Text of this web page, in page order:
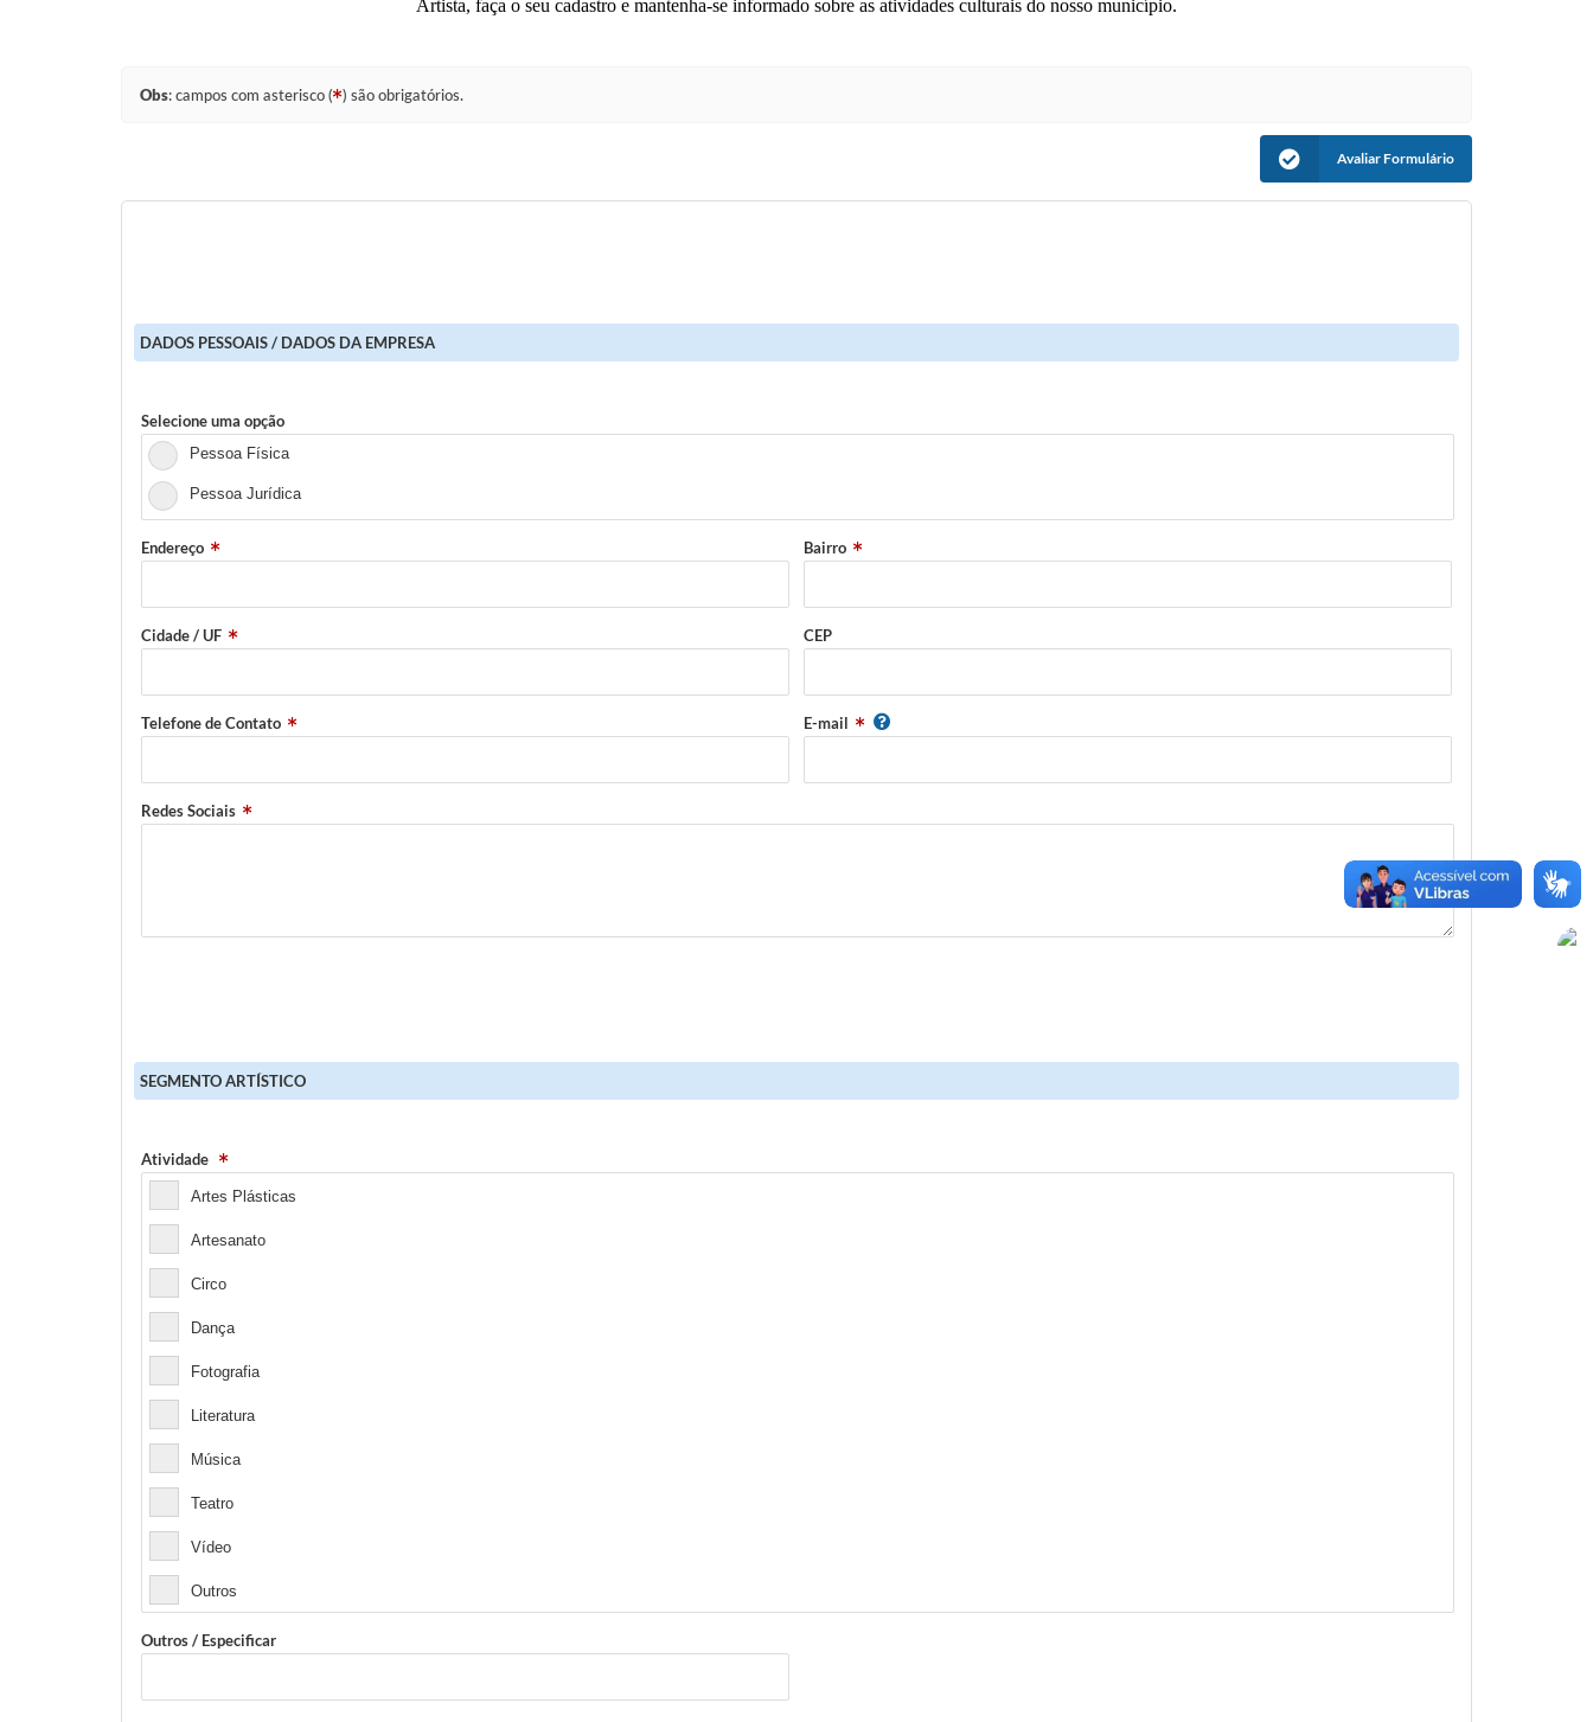
Artista, faça o seu cadastro e mantenha-se informado sobre as atividades culturais do nosso município.
Obs: campos com asterisco ( ) são obrigatórios.
Avaliar Formulário
DADOS PESSOAIS / DADOS DA EMPRESA
Selecione uma opção
Pessoa Física
Pessoa Jurídica
Endereço Bairro
Cidade / UF CEP
Telefone de Contato E-mail
Redes Sociais
SEGMENTO ARTÍSTICO
Atividade
Artes Plásticas
Artesanato
Circo
Dança
Fotografia
Literatura
Música
Teatro
Vídeo
Outros
Outros / Especificar